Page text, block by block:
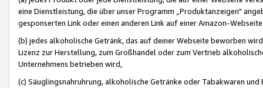
eine Dienstleistung, die über unser Programm „Produktanzeigen"
gesponserten Link oder einen anderen Link auf einer Amazon-
(b) jedes alkoholische Getränk, das auf deiner Webseite beworben
Lizenz zur Herstellung, zum Großhandel oder zum Vertrieb
Unternehmens betrieben wird,
(c) Säuglingsnahruhrung, alkoholische Getränke oder Tabakwaren